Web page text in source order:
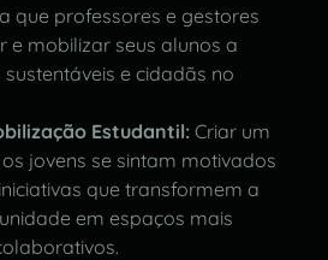
que professores e gestores
e mobilizar seus alunos a
e cidadãs no
Estudantil:Criar um
jovens se sintam motivados
que transformem a
em espaços mais